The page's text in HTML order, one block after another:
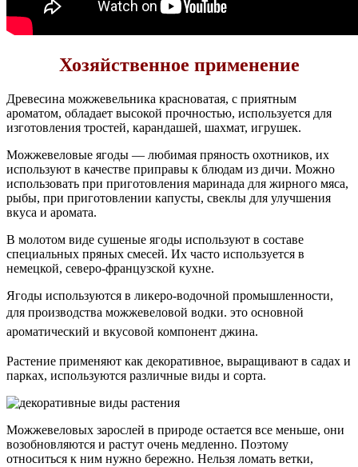
Хозяйственное применение
Древесина можжевельника красноватая, с приятным
ароматом, обладает высокой прочностью, используется для
изготовления тростей, карандашей, шахмат, игрушек.
Можжевеловые ягоды — любимая пряность охотников, их
используют в качестве приправы к блюдам из дичи. Можно
использовать при приготовления маринада для жирного мяса,
рыбы, при приготовлении капусты, свеклы для улучшения
вкуса и аромата.
В молотом виде сушеные ягоды используют в составе
специальных пряных смесей. Их часто используется в
немецкой, северо-французской кухне.
Ягоды используются в ликеро-водочной промышленности,
для производства можжевеловой водки. это основной
ароматический и вкусовой компонент джина.
Растение применяют как декоративное, выращивают в садах и
парках, используются различные виды и сорта.
Можжевеловых зарослей в природе остается все меньше, они
возобновляются и растут очень медленно. Поэтому
относиться к ним нужно бережно. Нельзя ломать ветки,